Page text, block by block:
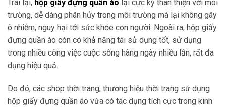
Trái lại, hộp giấy đựng quần áo lại cực kỳ thân thiện với môi
trường, dễ dàng phân hủy trong môi trường mà lại không gây
ô nhiễm, nguy hại tới sức khỏe con người. Ngoài ra, hộp giấy
đựng quần áo còn có khả năng tái sử dụng tốt, sử dụng
trong nhiều công việc cuộc sống hàng ngày nhiều lần, rất đa
dụng hiệu quả.
Do đó, các shop thời trang, thương hiệu thời trang sử dụng
hộp giấy đựng quần áo vừa có tác dụng tích cực trong kinh